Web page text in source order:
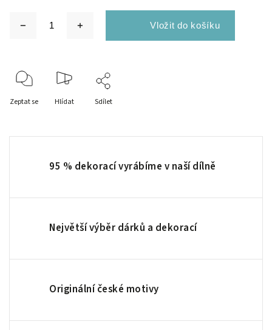
Zeptat se Hlídat Sdílet
95 % dekorací vyrábíme v naší dílně
Největší výběr dárků a dekorací
Originální české motivy